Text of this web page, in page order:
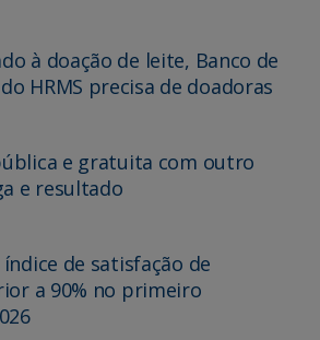
à doação de leite, Banco de
HRMS precisa de doadoras
e gratuita com outro
e resultado
de satisfação de
a 90% no primeiro